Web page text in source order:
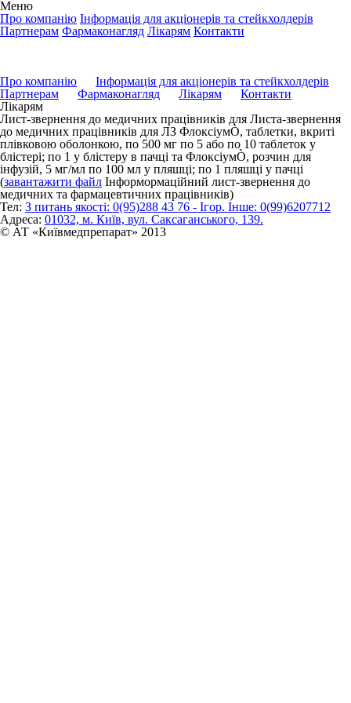
Меню
Про компанію Інформація для акціонерів та стейкхолдерів
Партнерам Фармаконагляд Лікарям Контакти
Про компанію
Інформація для акціонерів та стейкхолдерів
Партнерам
Фармаконагляд Лікарям
Контакти
Лікарям
Лист-звернення до медичних працівників для Листа-звернення
до медичних працівників для ЛЗ ФлоксіумÒ, таблетки, вкриті
плівковою оболонкою, по 500 мг по 5 або по 10 таблеток у
блістері; по 1 у блістеру в пачці та ФлоксіумÒ, розчин для
інфузій, 5 мг/мл по 100 мл у пляшці; по 1 пляшці у пачці
(завантажити файл Інформормаційний лист-звернення до
медичних та фармацевтичних працівників)
Тел: З питань якості: 0(95)288 43 76 - Ігор. Інше: 0(99)6207712
Адреса: 01032, м. Київ, вул. Саксаганського, 139.
© АТ «Київмедпрепарат» 2013